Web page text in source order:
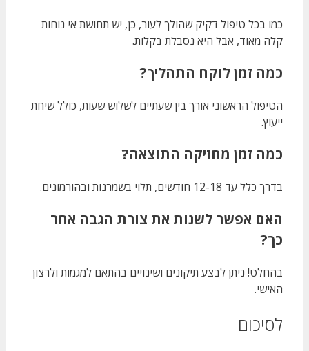
כמו בכל טיפול דקיק שהולך לעור, כן, יש תחושת אי נוחות
קלה מאוד, אבל היא נסבלת בקלות.
כמה זמן לוקח התהליך?
הטיפול הראשוני אורך בין שעתיים לשלוש שעות, כולל שיחת
ייעוץ.
כמה זמן מחזיקה התוצאה?
בדרך כלל עד 12-18 חודשים, תלוי בשמרנות ובהורמונים.
האם אפשר לשנות את צורת הגבה אחר
כך?
בהחלט! ניתן לבצע תיקונים ושינויים בהתאם למגמות ולרצון
האישי.
לסיכום